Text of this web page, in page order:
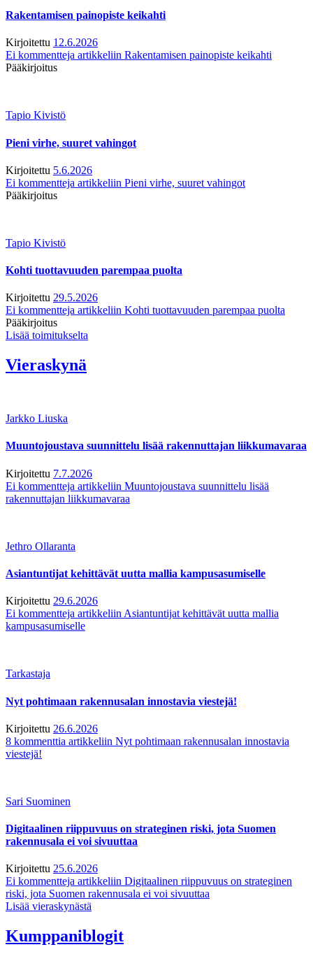
Rakentamisen painopiste keikahti
Kirjoitettu 12.6.2026
Ei kommentteja artikkeliin Rakentamisen painopiste keikahti
Pääkirjoitus
Tapio Kivistö
Pieni virhe, suuret vahingot
Kirjoitettu 5.6.2026
Ei kommentteja artikkeliin Pieni virhe, suuret vahingot
Pääkirjoitus
Tapio Kivistö
Kohti tuottavuuden parempaa puolta
Kirjoitettu 29.5.2026
Ei kommentteja artikkeliin Kohti tuottavuuden parempaa puolta
Pääkirjoitus
Lisää toimitukselta
Vieraskynä
Jarkko Liuska
Muuntojoustava suunnittelu lisää rakennuttajan liikkumavaraa
Kirjoitettu 7.7.2026
Ei kommentteja artikkeliin Muuntojoustava suunnittelu lisää
rakennuttajan liikkumavaraa
Jethro Ollaranta
Asiantuntijat kehittävät uutta mallia kampusasumiselle
Kirjoitettu 29.6.2026
Ei kommentteja artikkeliin Asiantuntijat kehittävät uutta mallia
kampusasumiselle
Tarkastaja
Nyt pohtimaan rakennusalan innostavia viestejä!
Kirjoitettu 26.6.2026
8 kommenttia artikkeliin Nyt pohtimaan rakennusalan innostavia
viestejä!
Sari Suominen
Digitaalinen riippuvuus on strateginen riski, jota Suomen
rakennusala ei voi sivuuttaa
Kirjoitettu 25.6.2026
Ei kommentteja artikkeliin Digitaalinen riippuvuus on strateginen
riski, jota Suomen rakennusala ei voi sivuuttaa
Lisää vieraskynästä
Kumppaniblogit